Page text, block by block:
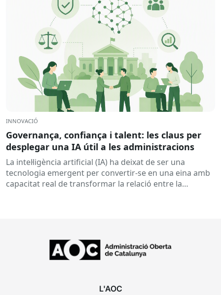
INNOVACIÓ
Governança, confiança i talent: les claus per
desplegar una IA útil a les administracions
La intel·ligència artificial (IA) ha deixat de ser una
tecnologia emergent per convertir-se en una eina amb
capacitat real de transformar la relació entre la
L'AOC